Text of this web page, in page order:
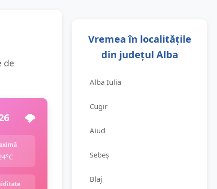
de
🌩️
Vremea în localitățile
din județul Alba
Alba Iulia
Cugir
Aiud
Sebeș
Blaj